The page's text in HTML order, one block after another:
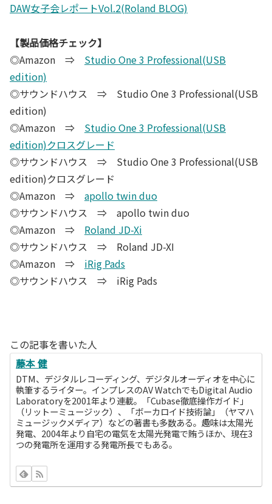
DAW女子会レポートVol.2(Roland BLOG)
【製品価格チェック】
◎Amazon ⇒ Studio One 3 Professional(USB
edition)
◎サウンドハウス ⇒ Studio One 3 Professional(USB
edition)
◎Amazon ⇒ Studio One 3 Professional(USB
edition)クロスグレード
◎サウンドハウス ⇒ Studio One 3 Professional(USB
edition)クロスグレード
◎Amazon ⇒ apollo twin duo
◎サウンドハウス ⇒ apollo twin duo
◎Amazon ⇒ Roland JD-Xi
◎サウンドハウス ⇒ Roland JD-XI
◎Amazon ⇒ iRig Pads
◎サウンドハウス ⇒ iRig Pads
この記事を書いた人
藤本 健
DTM、デジタルレコーディング、デジタルオーディオを中心に
執筆するライター。インプレスのAV WatchでもDigital Audio
Laboratoryを2001年より連載。「Cubase徹底操作ガイド」
（リットーミュージック）、「ボーカロイド技術論」（ヤマハ
ミュージックメディア）などの著書も多数ある。趣味は太陽光
発電、2004年より自宅の電気を太陽光発電で賄うほか、現在3
つの発電所を運用する発電所長でもある。